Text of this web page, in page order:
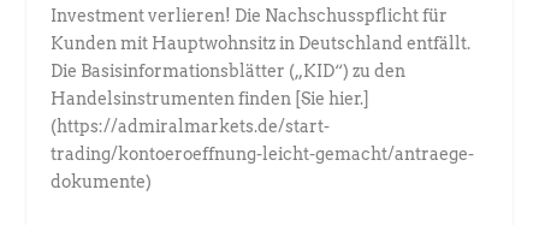
Investment verlieren! Die Nachschusspflicht für
Kunden mit Hauptwohnsitz in Deutschland entfällt.
Die Basisinformationsblätter („KID“) zu den
Handelsinstrumenten finden [Sie hier.]
(https://admiralmarkets.de/start-
trading/kontoeroeffnung-leicht-gemacht/antraege-
dokumente)